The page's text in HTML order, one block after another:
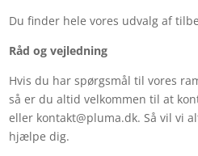
Du finder hele vores udvalg af
Råd og vejledning
Hvis du har spørgsmål til vores
så er du altid velkommen til at
eller kontakt@pluma.dk. Så vil vi
hjælpe dig.